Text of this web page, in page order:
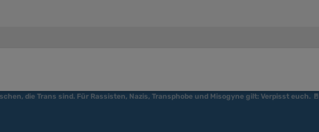
die Trans sind. Für Rassisten, Nazis, Transphobe und Misogyne gilt: Verpisst euch. 🚪